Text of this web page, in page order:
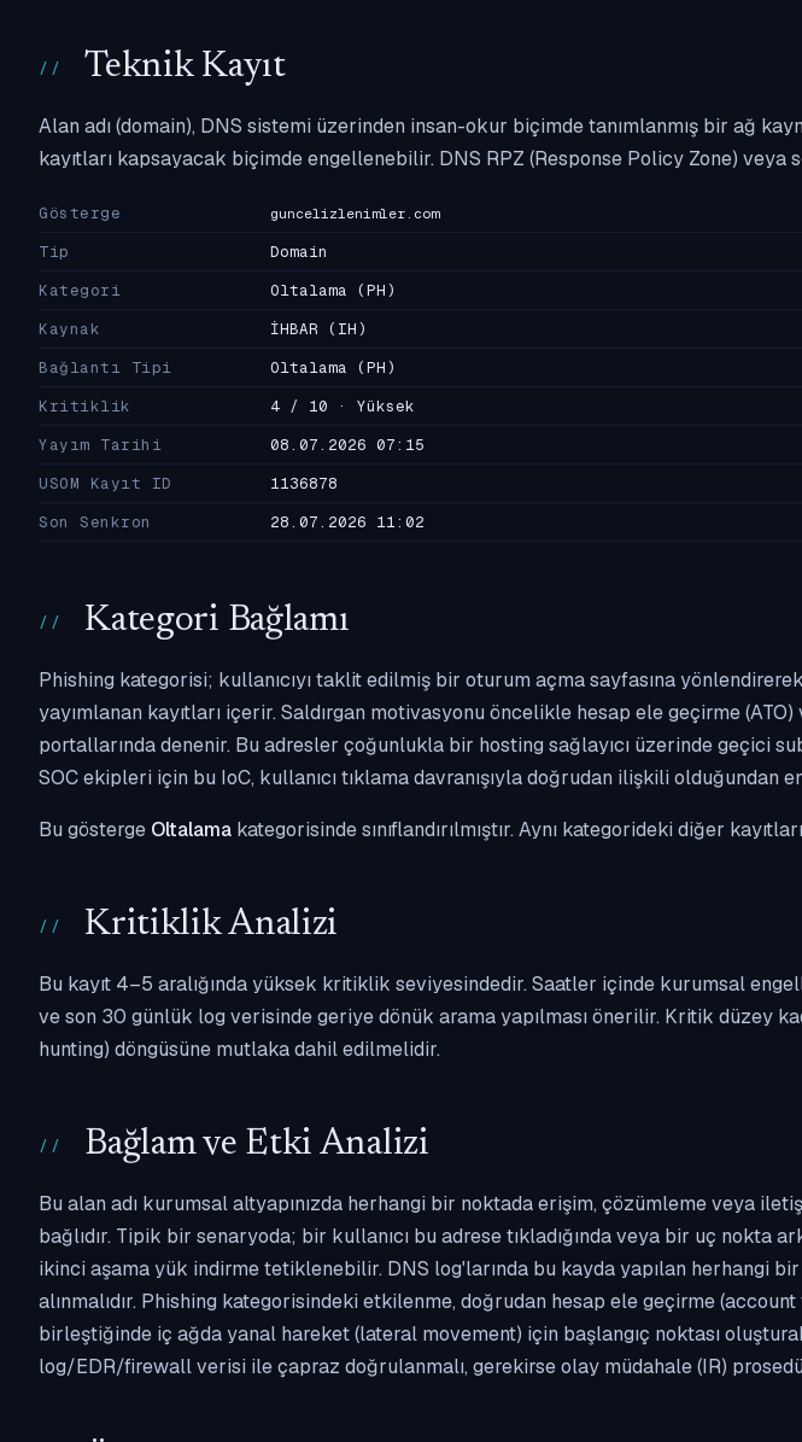
Teknik Kayıt
Alan adı (domain), DNS sistemi üzerinden insan-okur biçimde tanımlanmış bir ağ
kayıtları kapsayacak biçimde engellenebilir. DNS RPZ (Response Policy Zone)
Gösterge guncelizlenimler.com
Tip
Domain
Kategori
Oltalama (PH)
Kaynak
İHBAR (IH)
Bağlantı Tipi
Oltalama (PH)
Kritiklik
4 / 10 · Yüksek
Yayım Tarihi
08.07.2026 07:15
USOM Kayıt ID
1136878
Son Senkron
28.07.2026 11:02
Kategori Bağlamı
Phishing kategorisi; kullanıcıyı taklit edilmiş bir oturum açma sayfasına
yayımlanan kayıtları içerir. Saldırgan motivasyonu öncelikle hesap ele geçirme
portallarında denenir. Bu adresler çoğunlukla bir hosting sağlayıcı üzerinde geçici
SOC ekipleri için bu IoC, kullanıcı tıklama davranışıyla doğrudan ilişkili olduğundan
Bu gösterge Oltalama kategorisinde sınıflandırılmıştır. Aynı kategorideki diğer
Kritiklik Analizi
Bu kayıt 4–5 aralığında yüksek kritiklik seviyesindedir. Saatler içinde kurumsal
ve son 30 günlük log verisinde geriye dönük arama yapılması önerilir. Kritik düzey
hunting) döngüsüne mutlaka dahil edilmelidir.
Bağlam ve Etki Analizi
Bu alan adı kurumsal altyapınızda herhangi bir noktada erişim, çözümleme veya
bağlıdır. Tipik bir senaryoda; bir kullanıcı bu adrese tıkladığında veya bir uç nokta
ikinci aşama yük indirme tetiklenebilir. DNS log'larında bu kayda yapılan herhangi
alınmalıdır. Phishing kategorisindeki etkilenme, doğrudan hesap ele geçirme
birleştiğinde iç ağda yanal hareket (lateral movement) için başlangıç noktası
log/EDR/firewall verisi ile çapraz doğrulanmalı, gerekirse olay müdahale (IR)